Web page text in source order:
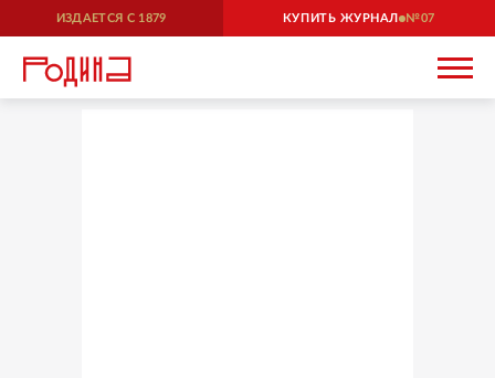
ИЗДАЕТСЯ С 1879 КУПИТЬ ЖУРНАЛ 07